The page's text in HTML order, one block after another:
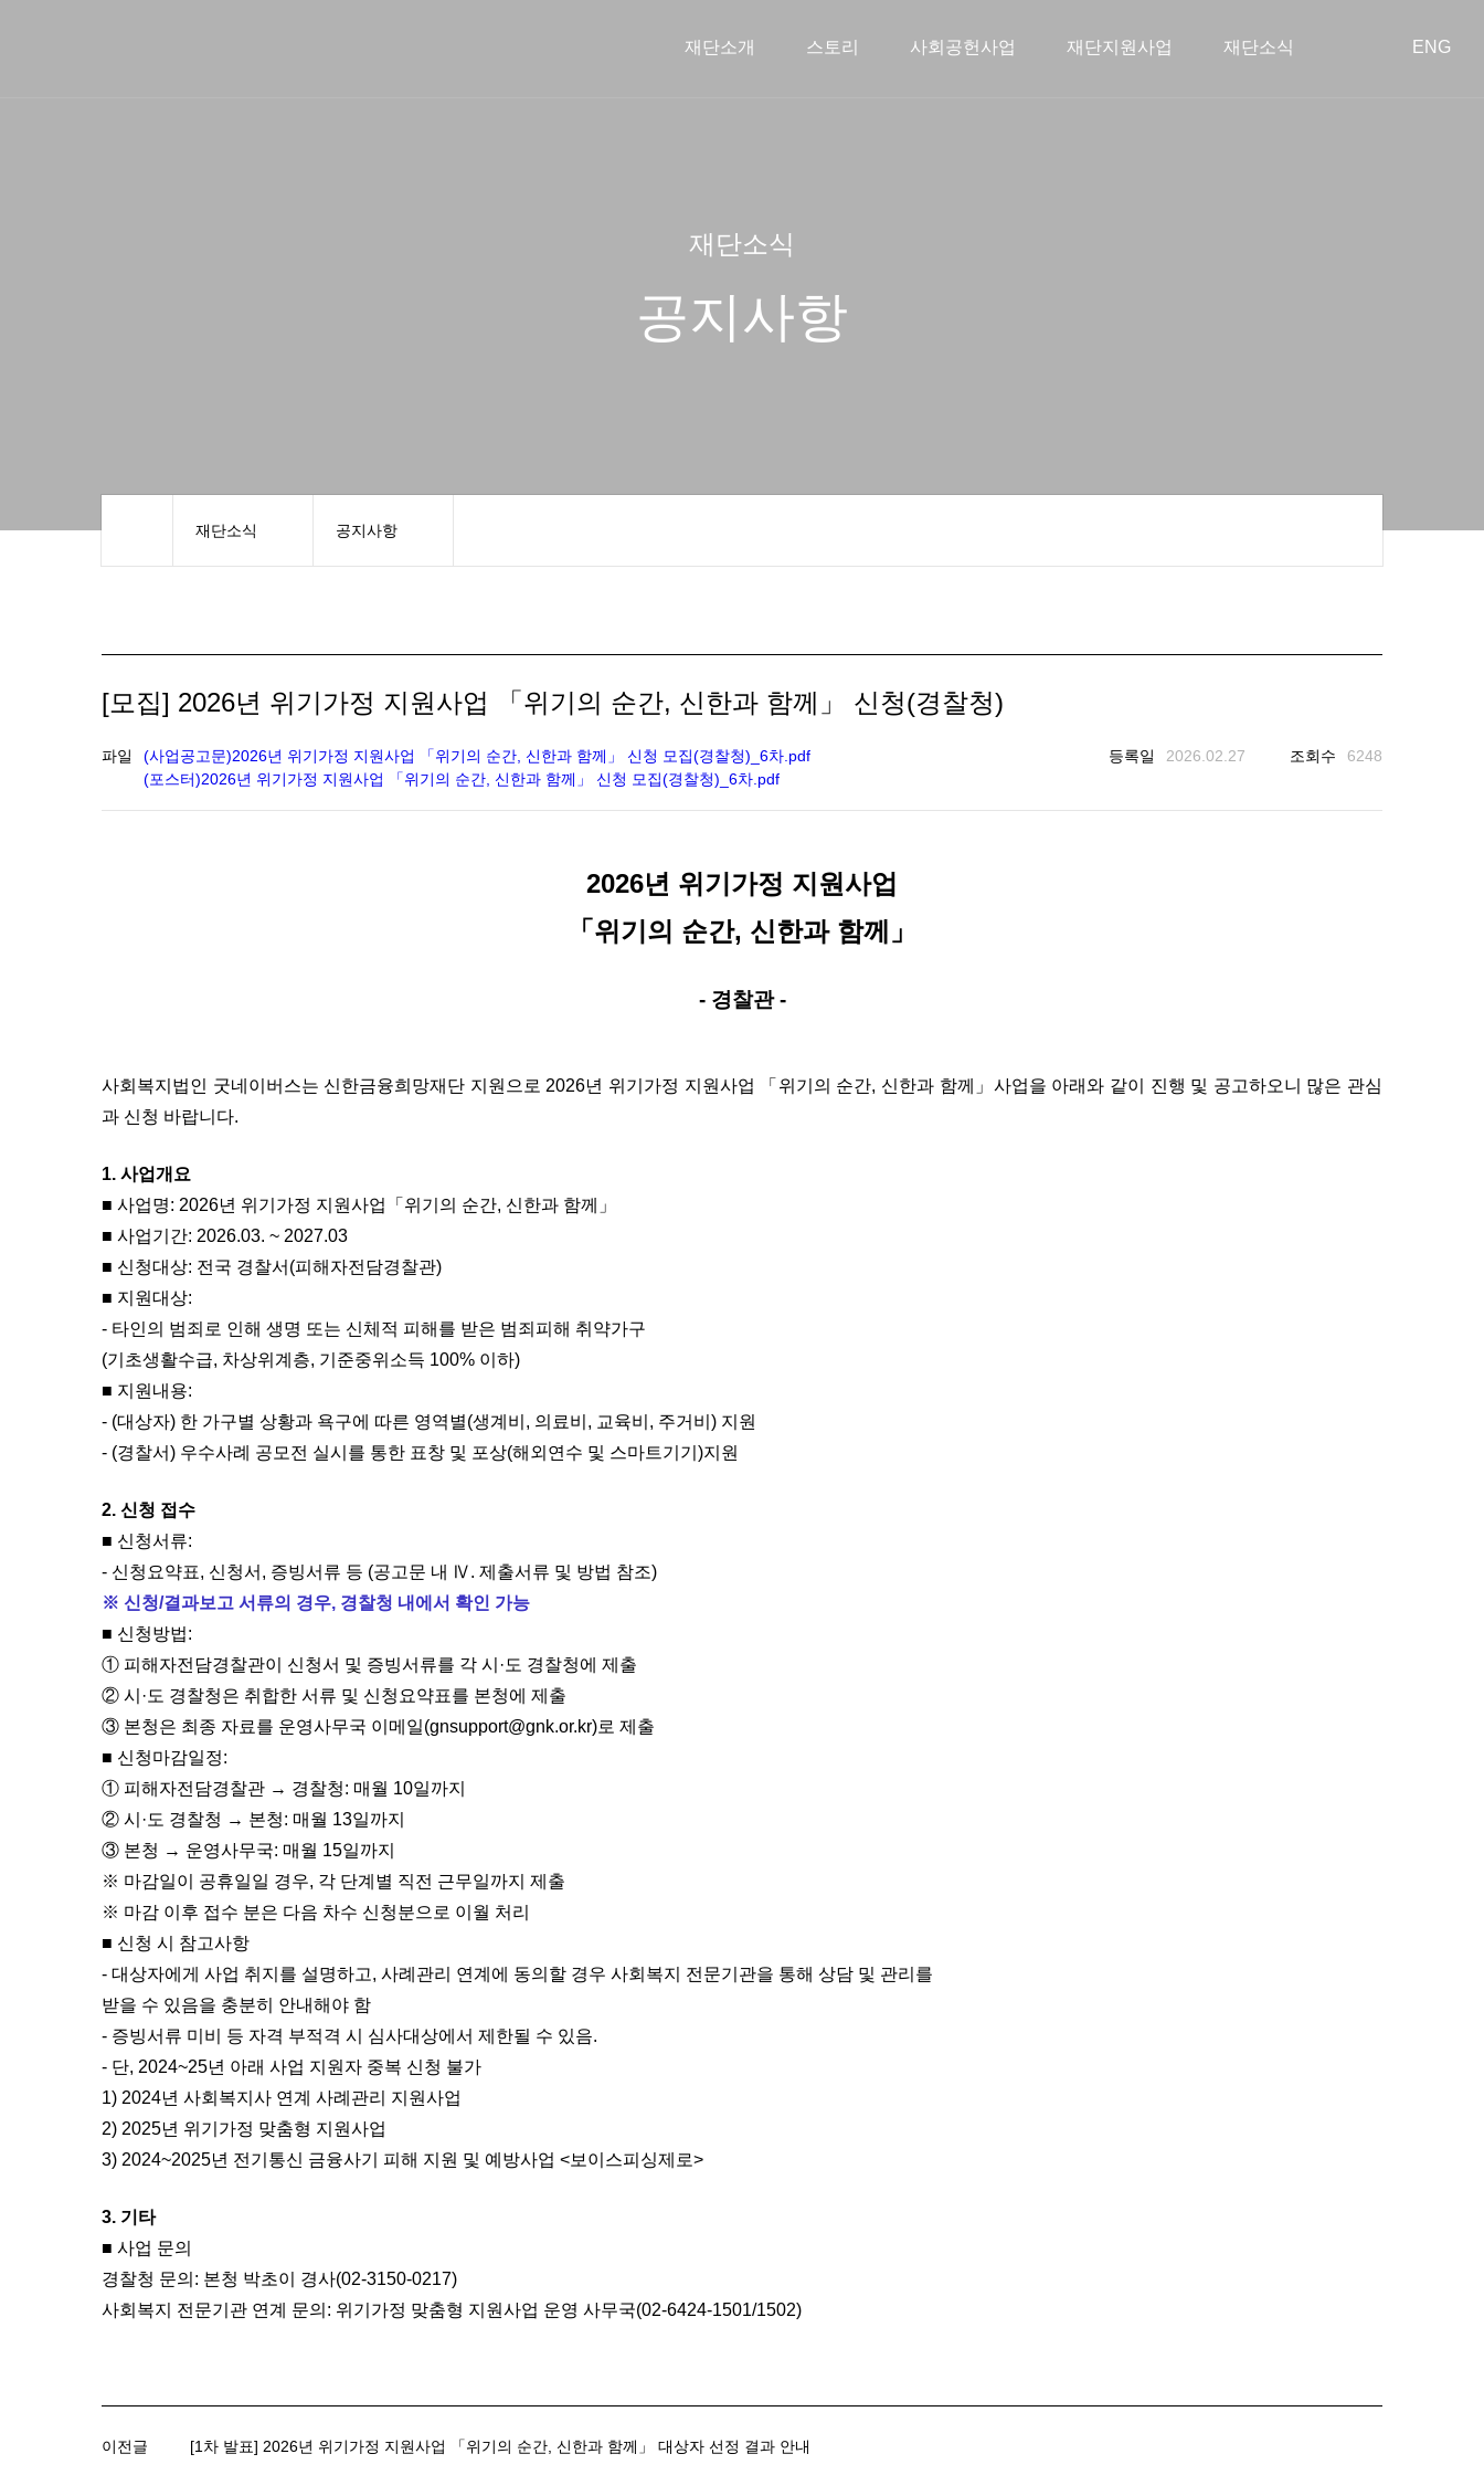
재단소개 스토리 사회공헌사업 재단지원사업 재단소식 ENG
재단소식
공지사항
재단소식 공지사항
[모집] 2026년 위기가정 지원사업 「위기의 순간, 신한과 함께」 신청(경찰청)
파일
(사업공고문)2026년 위기가정 지원사업 「위기의 순간, 신한과 함께」 신청 모집(경찰청)_6차.pdf
(포스터)2026년 위기가정 지원사업 「위기의 순간, 신한과 함께」 신청 모집(경찰청)_6차.pdf
등록일 2026.02.27 조회수 6248
2026년 위기가정 지원사업
「위기의 순간, 신한과 함께」
- 경찰관 -
사회복지법인 굿네이버스는 신한금융희망재단 지원으로 2026년 위기가정 지원사업
「위기의 순간, 신한과 함께」사업을 아래와 같이 진행 및 공고하오니 많은 관심
과 신청 바랍니다.
1. 사업개요
■ 사업명: 2026년 위기가정 지원사업「위기의 순간, 신한과 함께」
■ 사업기간: 2026.03. ~ 2027.03
■ 신청대상: 전국 경찰서(피해자전담경찰관)
■ 지원대상:
- 타인의 범죄로 인해 생명 또는 신체적 피해를 받은 범죄피해 취약가구
(기초생활수급, 차상위계층, 기준중위소득 100% 이하)
■ 지원내용:
- (대상자) 한 가구별 상황과 욕구에 따른 영역별(생계비, 의료비, 교육비, 주거비) 지원
- (경찰서) 우수사례 공모전 실시를 통한 표창 및 포상(해외연수 및 스마트기기)지원
2. 신청 접수
■ 신청서류:
- 신청요약표, 신청서, 증빙서류 등 (공고문 내 Ⅳ. 제출서류 및 방법 참조)
※ 신청/결과보고 서류의 경우, 경찰청 내에서 확인 가능
■ 신청방법:
① 피해자전담경찰관이 신청서 및 증빙서류를 각 시·도 경찰청에 제출
② 시·도 경찰청은 취합한 서류 및 신청요약표를 본청에 제출
③ 본청은 최종 자료를 운영사무국 이메일(gnsupport@gnk.or.kr)로 제출
■ 신청마감일정:
① 피해자전담경찰관 → 경찰청: 매월 10일까지
② 시·도 경찰청 → 본청: 매월 13일까지
③ 본청 → 운영사무국: 매월 15일까지
※ 마감일이 공휴일일 경우, 각 단계별 직전 근무일까지 제출
※ 마감 이후 접수 분은 다음 차수 신청분으로 이월 처리
■ 신청 시 참고사항
- 대상자에게 사업 취지를 설명하고, 사례관리 연계에 동의할 경우 사회복지 전문기관을 통해 상담 및 관리를
받을 수 있음을 충분히 안내해야 함
- 증빙서류 미비 등 자격 부적격 시 심사대상에서 제한될 수 있음.
- 단, 2024~25년 아래 사업 지원자 중복 신청 불가
1) 2024년 사회복지사 연계 사례관리 지원사업
2) 2025년 위기가정 맞춤형 지원사업
3) 2024~2025년 전기통신 금융사기 피해 지원 및 예방사업 <보이스피싱제로>
3. 기타
■ 사업 문의
경찰청 문의: 본청 박초이 경사(02-3150-0217)
사회복지 전문기관 연계 문의: 위기가정 맞춤형 지원사업 운영 사무국(02-6424-1501/1502)
이전글 [1차 발표] 2026년 위기가정 지원사업 「위기의 순간, 신한과 함께」 대상자 선정 결과 안내